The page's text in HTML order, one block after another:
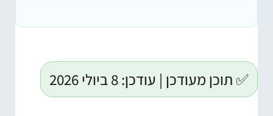
✅ תוכן מעודכן | עודכן: 8 ביולי 2026